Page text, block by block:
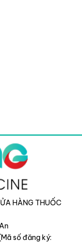
HÀNG THUỐC
số đăng ký: